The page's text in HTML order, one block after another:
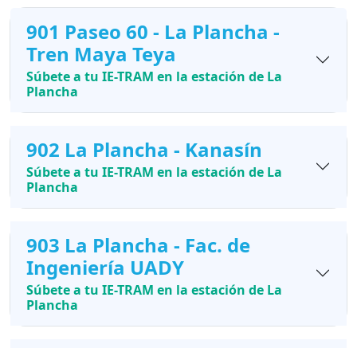
901 Paseo 60 - La Plancha -
Tren Maya Teya
Súbete a tu IE-TRAM en la estación de La
Plancha
902 La Plancha - Kanasín
Súbete a tu IE-TRAM en la estación de La
Plancha
903 La Plancha - Fac. de
Ingeniería UADY
Súbete a tu IE-TRAM en la estación de La
Plancha